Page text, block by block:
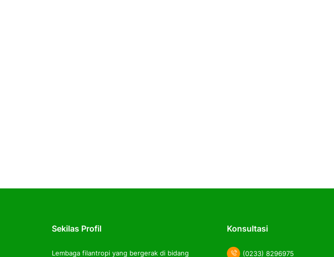
Sekilas Profil
Lembaga filantropi yang bergerak di bidang
Konsultasi
(0233) 8296975